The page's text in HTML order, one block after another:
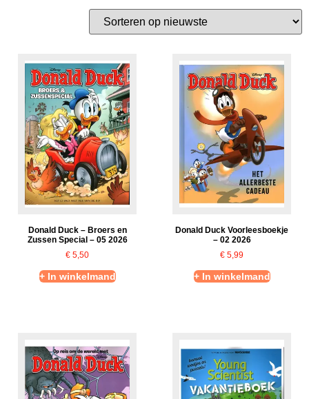
Donald Duck – Broers en
Zussen Special – 05 2026
€ 5,50
+ In winkelmand
Donald Duck Voorleesboekje
– 02 2026
€ 5,99
+ In winkelmand